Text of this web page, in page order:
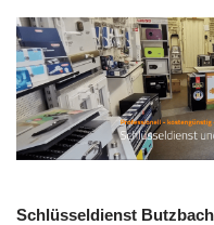
Schlüsseldienst